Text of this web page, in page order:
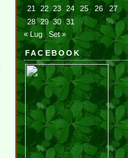
21
22 23 24 25 26
27
28 29 30 31
« Lug
Set »
FACEBOOK